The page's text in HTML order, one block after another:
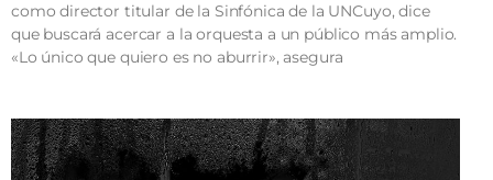
como director titular de la Sinfónica de la UNCuyo, dice
que buscará acercar a la orquesta a un público más amplio.
«Lo único que quiero es no aburrir», asegura